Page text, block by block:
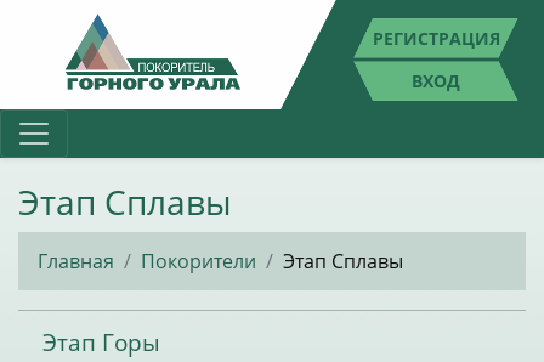
РЕГИСТРАЦИЯ
ВХОД
Этап Сплавы
Главная Покорители Этап Сплавы
Этап Горы